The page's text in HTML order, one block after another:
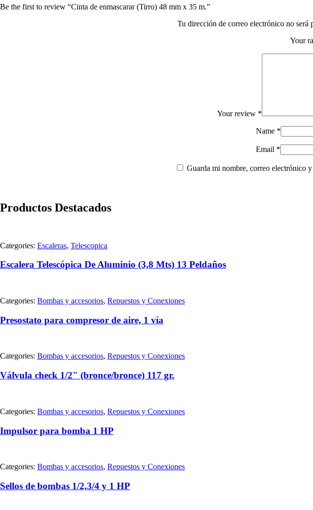
Be the first to review “Cinta de enmascarar (Tirro) 48 mm x 35 m.”
Tu dirección de correo electrónico no será
Your
Your review *
Name *
Email *
Guarda mi nombre, correo electrónico
Productos Destacados
Categories: Escaleras, Telescopica
Escalera Telescópica De Aluminio (3,8 Mts) 13 Peldaños
Categories: Bombas y accesorios, Repuestos y Conexiones
Presostato para compresor de aire, 1 vía
Categories: Bombas y accesorios, Repuestos y Conexiones
Válvula check 1/2" (bronce/bronce) 117 gr.
Categories: Bombas y accesorios, Repuestos y Conexiones
Impulsor para bomba 1 HP
Categories: Bombas y accesorios, Repuestos y Conexiones
Sellos de bombas 1/2,3/4 y 1 HP